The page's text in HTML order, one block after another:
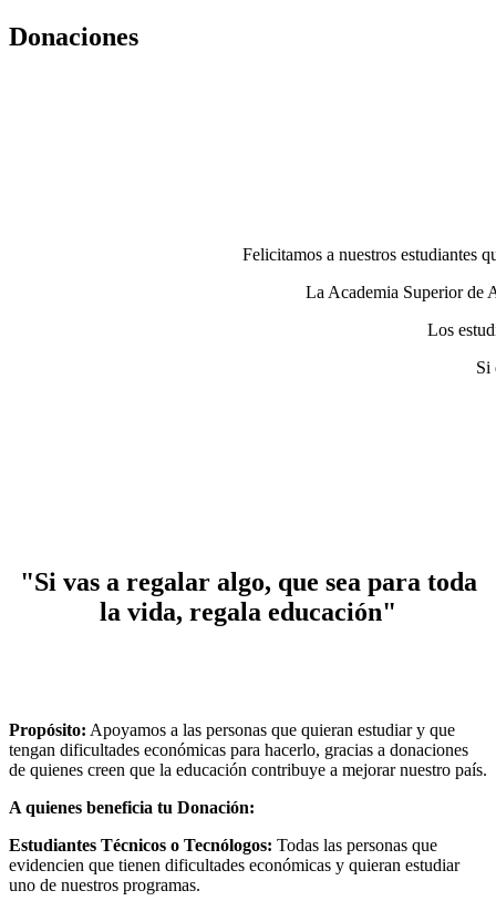
Donaciones
Felicitamos a nuestros estudiantes
La Academia Superior de
Los
Si
"Si vas a regalar algo, que sea para toda
la vida, regala educación"
Propósito: Apoyamos a las personas que quieran estudiar y que
tengan dificultades económicas para hacerlo, gracias a donaciones
de quienes creen que la educación contribuye a mejorar nuestro país.
A quienes beneficia tu Donación:
Estudiantes Técnicos o Tecnólogos: Todas las personas que
evidencien que tienen dificultades económicas y quieran estudiar
uno de nuestros programas.